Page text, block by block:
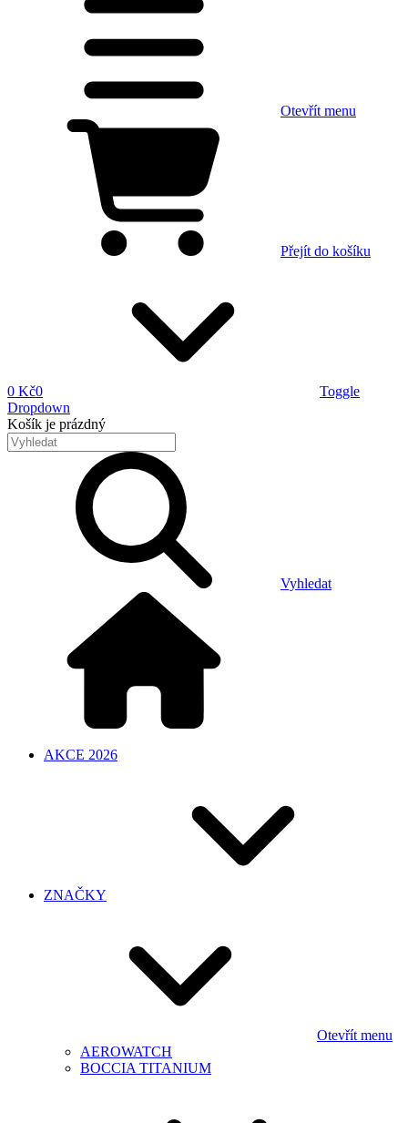
Otevřít menu
Přejít do košíku
0 Kč0
Toggle
Dropdown
Košík je prázdný
Vyhledat
AKCE 2026
ZNAČKY
Otevřít menu
AEROWATCH
BOCCIA TITANIUM